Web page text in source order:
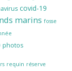
covid-19
marins fosse
photos
requin réserve